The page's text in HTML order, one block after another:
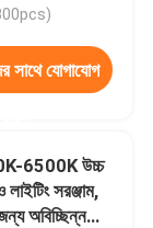
সাথে যোগাযোগ
6500K উচ্চ
সরঞ্জাম,
অবিচ্ছিন্ন